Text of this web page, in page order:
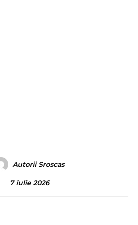
Autorii Sroscas
7 iulie 2026